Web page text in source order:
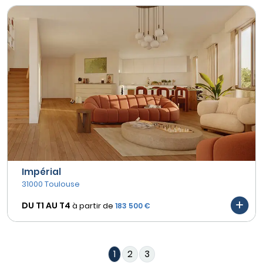
Impérial
31000 Toulouse
DU T1 AU T4 à partir de 183 500 €
1 2 3